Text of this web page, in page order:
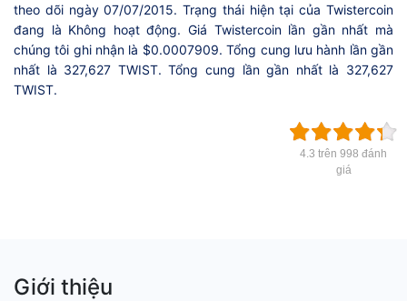
theo dõi ngày 07/07/2015. Trạng thái hiện tại của Twistercoin
đang là Không hoạt động. Giá Twistercoin lần gần nhất mà
chúng tôi ghi nhận là $0.0007909. Tổng cung lưu hành lần gần
nhất là 327,627 TWIST. Tổng cung lần gần nhất là 327,627
TWIST.
4.3 trên 998 đánh
giá
Giới thiệu